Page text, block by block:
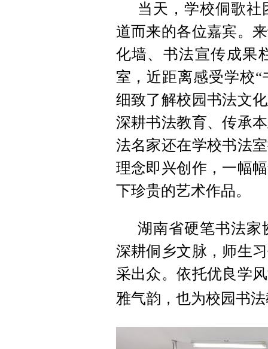
当天，学校侗歌
道而来的各位嘉宾。
化墙、书法宣传成果
室，近距离感受学校
细致了解校园书法文
深耕书法教育、传承
法名家还在学校书法
理念即兴创作，一幅
下珍贵的艺术作品。
湖南省硬笔书法家
深耕侗乡文脉，师生
采出众。依托优良学
雅气韵，也为校园书